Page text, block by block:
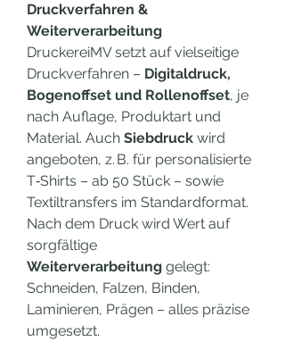
Druckverfahren &
Weiterverarbeitung
DruckereiMV setzt auf vielseitige
Druckverfahren – Digitaldruck,
Bogenoffset und Rollenoffset, je
nach Auflage, Produktart und
Material. Auch Siebdruck wird
angeboten, z. B. für personalisierte
T‑Shirts – ab 50 Stück – sowie
Textiltransfers im Standardformat.
Nach dem Druck wird Wert auf
Weiterverarbeitung gelegt:
Schneiden, Falzen, Binden,
Laminieren, Prägen – alles präzise
umgesetzt.